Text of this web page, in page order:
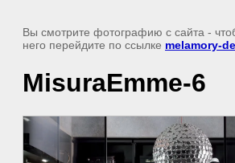
Вы смотрите фотографию с сайта -
него перейдите по ссылке melamory-
MisuraEmme-6